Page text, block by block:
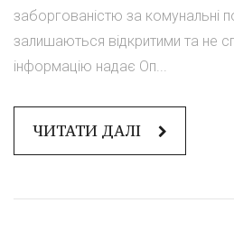
заборгованістю за комунальні
залишаються відкритими та не
інформацію надає Оп...
ЧИТАТИ ДАЛІ